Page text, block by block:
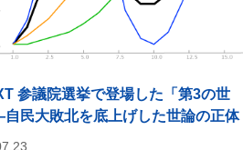
参議院選挙で登場した「第3の世
民大敗北を底上げした世論の正体